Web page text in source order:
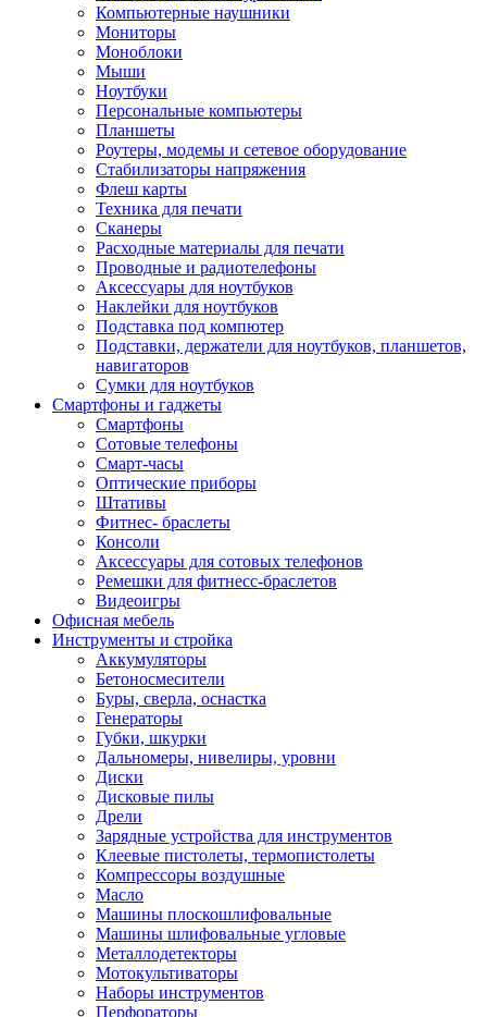
Компьютерные наушники
Мониторы
Моноблоки
Мыши
Ноутбуки
Персональные компьютеры
Планшеты
Роутеры, модемы и сетевое оборудование
Стабилизаторы напряжения
Флеш карты
Техника для печати
Сканеры
Расходные материалы для печати
Проводные и радиотелефоны
Аксессуары для ноутбуков
Наклейки для ноутбуков
Подставка под компютер
Подставки, держатели для ноутбуков, планшетов,
навигаторов
Сумки для ноутбуков
Смартфоны и гаджеты
Смартфоны
Сотовые телефоны
Смарт-часы
Оптические приборы
Штативы
Фитнес- браслеты
Консоли
Аксессуары для сотовых телефонов
Ремешки для фитнесс-браслетов
Видеоигры
Офисная мебель
Инструменты и стройка
Аккумуляторы
Бетоносмесители
Буры, сверла, оснастка
Генераторы
Губки, шкурки
Дальномеры, нивелиры, уровни
Диски
Дисковые пилы
Дрели
Зарядные устройства для инструментов
Клеевые пистолеты, термопистолеты
Компрессоры воздушные
Масло
Машины плоскошлифовальные
Машины шлифовальные угловые
Металлодетекторы
Мотокультиваторы
Наборы инструментов
Перфораторы